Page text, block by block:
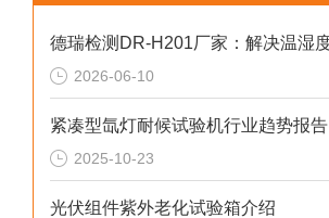
2026-06-10
紧凑型氙灯耐候试验机行业趋势报告
2025-10-23
光伏组件紫外老化试验箱介绍